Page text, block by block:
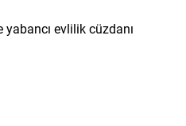
evlilik cüzdanı